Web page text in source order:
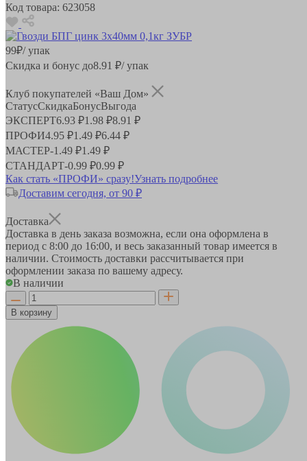
Код товара: 623058
99₽/ упак
Скидка и бонус до8.91 ₽/ упак
Клуб покупателей «Ваш Дом»
СтатусСкидкаБонусВыгода
ЭКСПЕРТ6.93 ₽1.98 ₽8.91 ₽
ПРОФИ4.95 ₽1.49 ₽6.44 ₽
МАСТЕР-1.49 ₽1.49 ₽
СТАНДАРТ-0.99 ₽0.99 ₽
Как стать «ПРОФИ» сразу!Узнать подробнее
Доставим сегодня, от 90 ₽
Доставка
Доставка в день заказа возможна, если она оформлена в
период с 8:00 до 16:00, и весь заказанный товар имеется в
наличии. Стоимость доставки рассчитывается при
оформлении заказа по вашему адресу.
В наличии
В корзину